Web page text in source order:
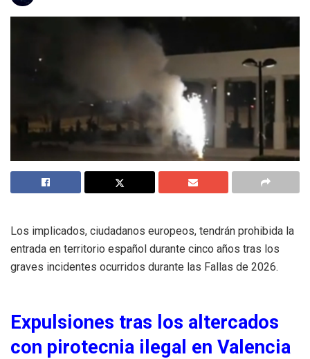
Los implicados, ciudadanos europeos, tendrán prohibida la
entrada en territorio español durante cinco años tras los
graves incidentes ocurridos durante las Fallas de 2026.
Expulsiones tras los altercados
con pirotecnia ilegal en Valencia